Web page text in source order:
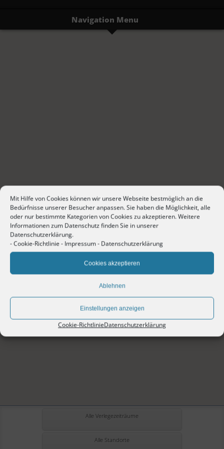
Mit Hilfe von Cookies können wir unsere Webseite bestmöglich an die
Bedürfnisse unserer Besucher anpassen. Sie haben die Möglichkeit, alle
oder nur bestimmte Kategorien von Cookies zu akzeptieren. Weitere
Informationen zum Datenschutz finden Sie in unserer
Datenschutzerklärung.
-Cookie-Richtlinie- Impressum- Datenschutzerklärung
Cookies akzeptieren
Ablehnen
Einstellungen anzeigen
Cookie-RichtlinieDatenschutzerklärung
Navigation Menu
Alle Verlegezeiträume
Alle Standorte